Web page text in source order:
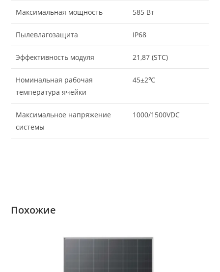
Максимальная мощность 585 Вт
Пылевлагозащита IP68
Эффективность модуля 21,87 (STC)
Номинальная рабочая
температура ячейки
45±2℃
Максимальное напряжение
системы
1000/1500VDC
Похожие